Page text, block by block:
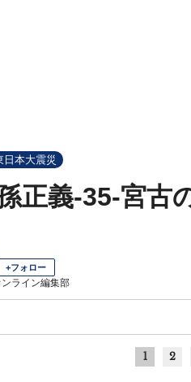
日本大震災
正義-35-宮古
+フォロー
ライン編集部
1 2